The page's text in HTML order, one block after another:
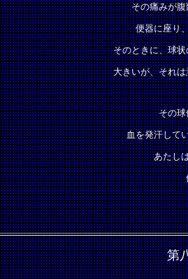
その痛みが
便器に座り
そのときに、球
大きいが、それ
その球
血を発汗して
あたし
第